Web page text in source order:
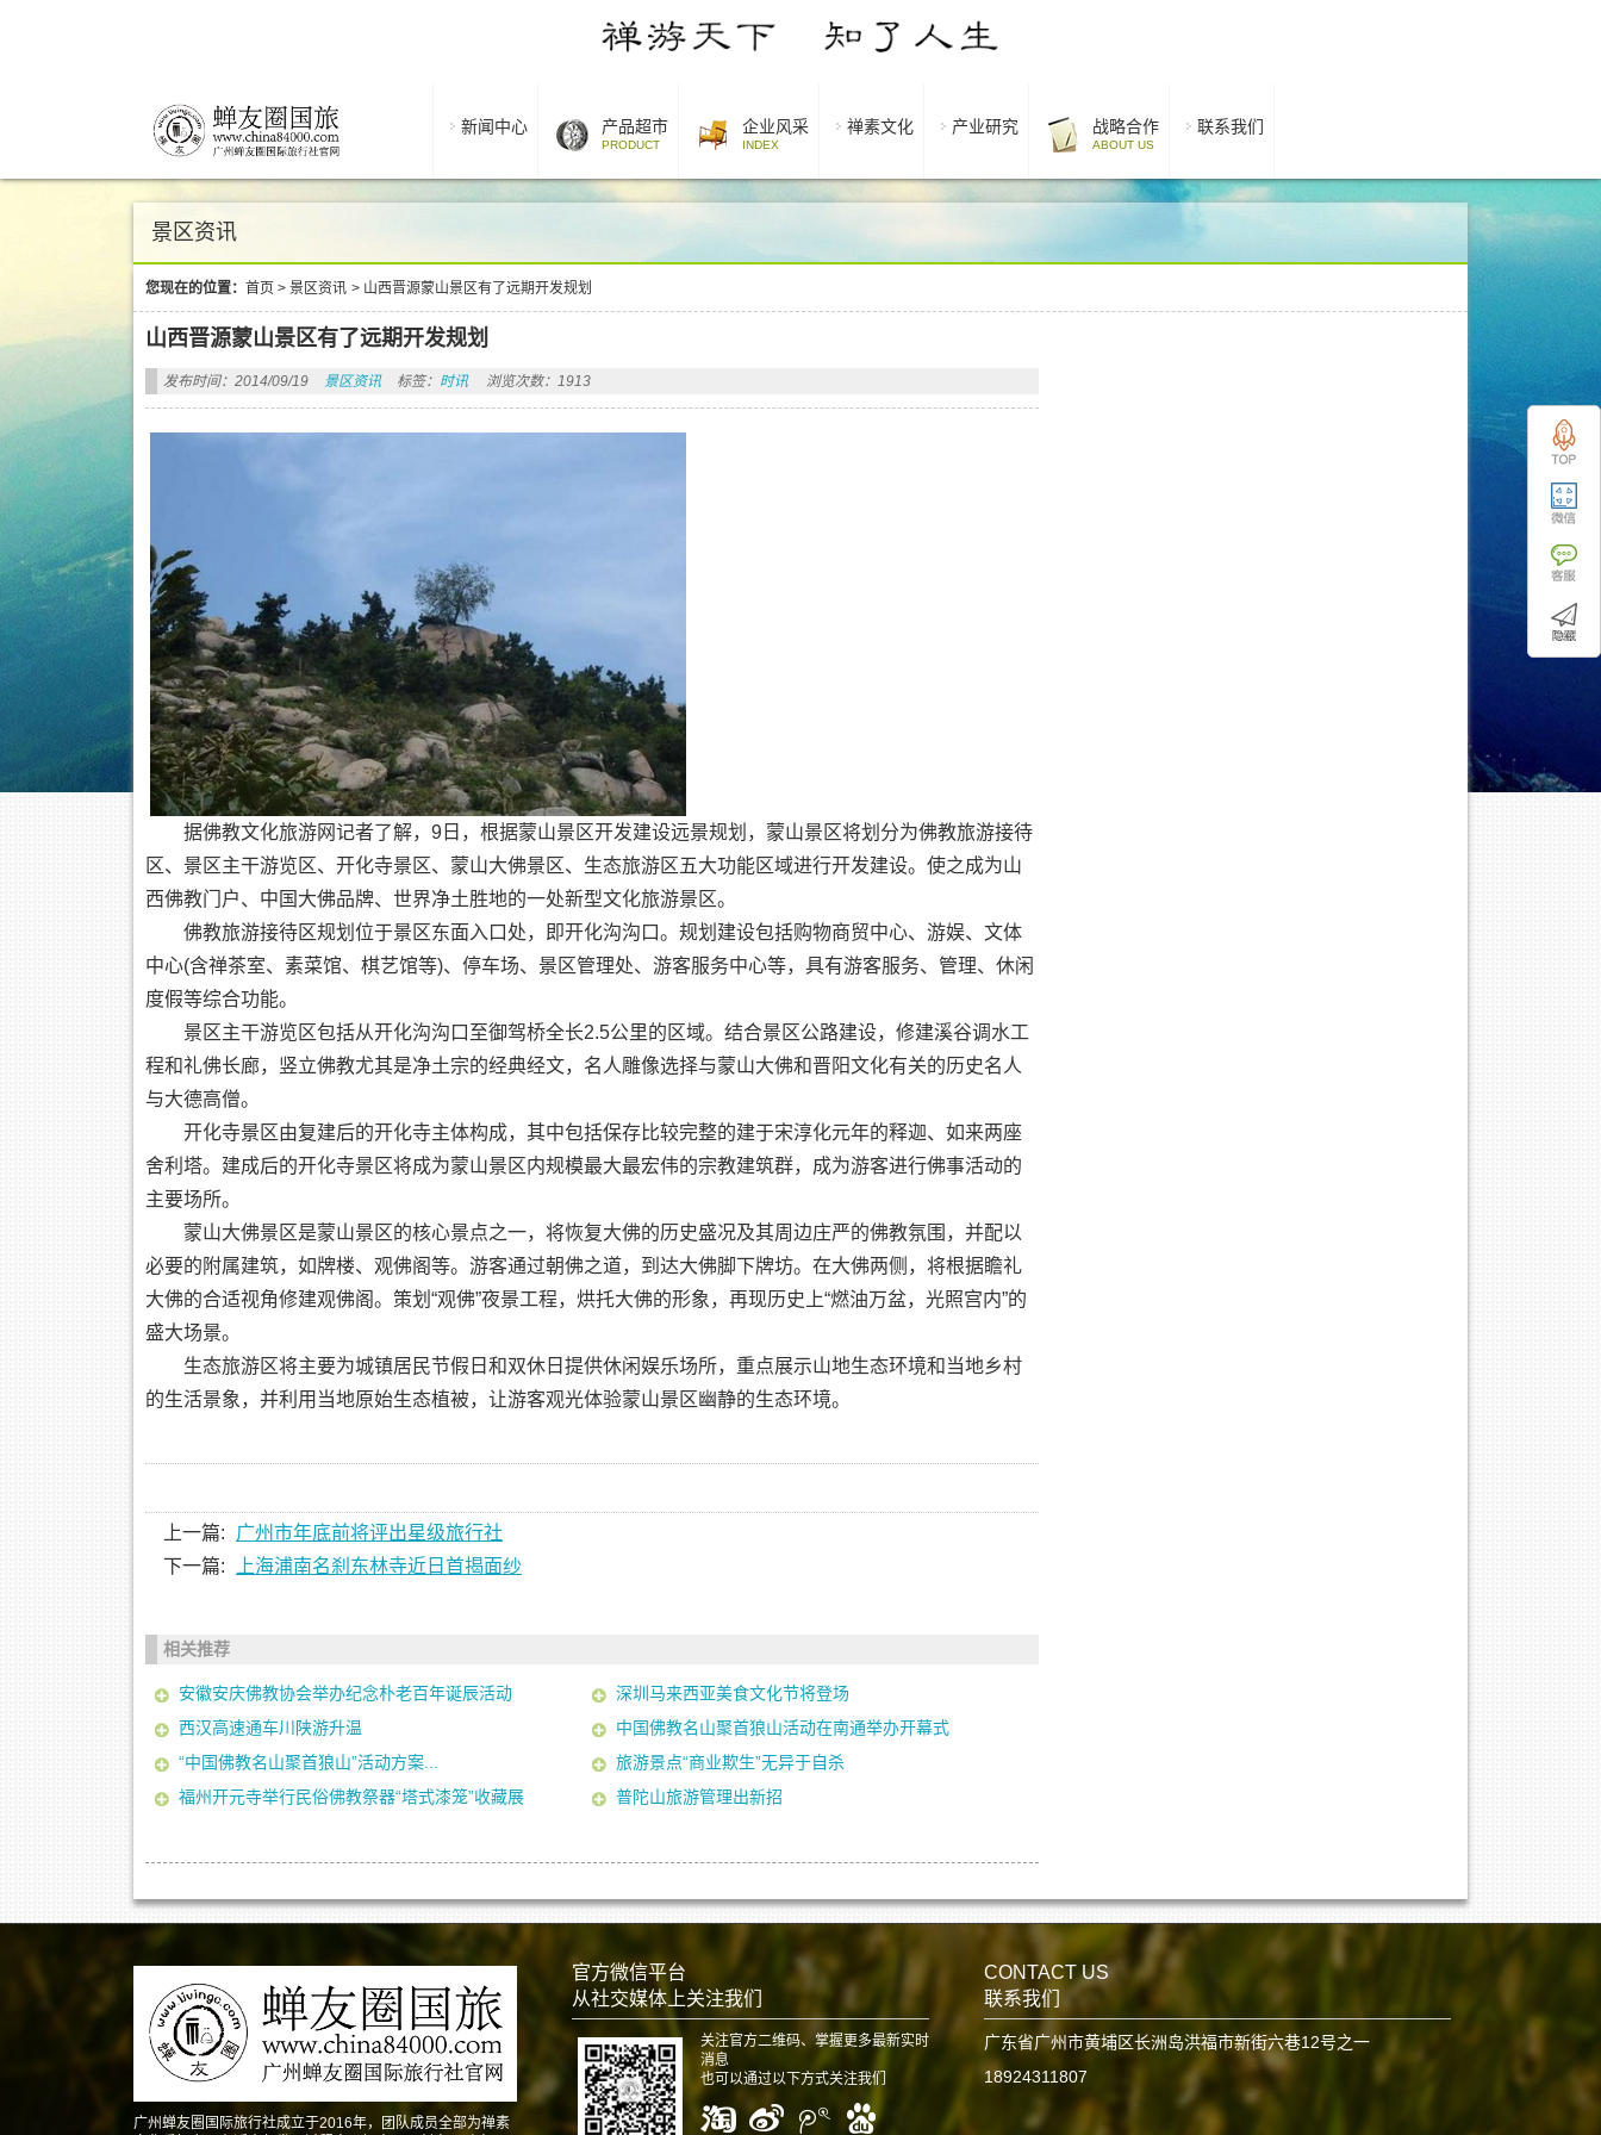
新闻中心 产品超市
PRODUCT
企业风采
INDEX
禅素文化 产业研究 战略合作
ABOUT US
联系我们
景区资讯
您现在的位置： 首页 > 景区资讯 > 山西晋源蒙山景区有了远期开发规划
山西晋源蒙山景区有了远期开发规划
发布时间：2014/09/19 景区资讯 标签： 时讯 浏览次数：1913
据佛教文化旅游网记者了解，9日，根据蒙山景区开发建设远景规划，蒙山景区将划分为佛教旅游接待
区、景区主干游览区、开化寺景区、蒙山大佛景区、生态旅游区五大功能区域进行开发建设。使之成为山
西佛教门户、中国大佛品牌、世界净土胜地的一处新型文化旅游景区。
佛教旅游接待区规划位于景区东面入口处，即开化沟沟口。规划建设包括购物商贸中心、游娱、文体
中心(含禅茶室、素菜馆、棋艺馆等)、停车场、景区管理处、游客服务中心等，具有游客服务、管理、休闲
度假等综合功能。
景区主干游览区包括从开化沟沟口至御驾桥全长2.5公里的区域。结合景区公路建设，修建溪谷调水工
程和礼佛长廊，竖立佛教尤其是净土宗的经典经文，名人雕像选择与蒙山大佛和晋阳文化有关的历史名人
与大德高僧。
开化寺景区由复建后的开化寺主体构成，其中包括保存比较完整的建于宋淳化元年的释迦、如来两座
舍利塔。建成后的开化寺景区将成为蒙山景区内规模最大最宏伟的宗教建筑群，成为游客进行佛事活动的
主要场所。
蒙山大佛景区是蒙山景区的核心景点之一，将恢复大佛的历史盛况及其周边庄严的佛教氛围，并配以
必要的附属建筑，如牌楼、观佛阁等。游客通过朝佛之道，到达大佛脚下牌坊。在大佛两侧，将根据瞻礼
大佛的合适视角修建观佛阁。策划“观佛”夜景工程，烘托大佛的形象，再现历史上“燃油万盆，光照宫内”的
盛大场景。
生态旅游区将主要为城镇居民节假日和双休日提供休闲娱乐场所，重点展示山地生态环境和当地乡村
的生活景象，并利用当地原始生态植被，让游客观光体验蒙山景区幽静的生态环境。
上一篇:
广州市年底前将评出星级旅行社
下一篇:
上海浦南名刹东林寺近日首揭面纱
相关推荐
安徽安庆佛教协会举办纪念朴老百年诞辰活动
深圳马来西亚美食文化节将登场
西汉高速通车川陕游升温
中国佛教名山聚首狼山活动在南通举办开幕式
“中国佛教名山聚首狼山”活动方案...
旅游景点“商业欺生”无异于自杀
福州开元寺举行民俗佛教祭器“塔式漆笼”收藏展
普陀山旅游管理出新招
广州蝉友圈国际旅行社成立于2016年，团队成员全部为禅素
官方微信平台
从社交媒体上关注我们
关注官方二维码、掌握更多最新实时
消息
也可以通过以下方式关注我们
CONTACT US
联系我们
广东省广州市黄埔区长洲岛洪福市新街六巷12号之一
18924311807